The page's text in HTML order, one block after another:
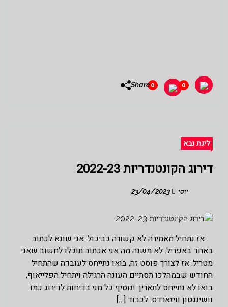
0
0
Share
ליגת נבא
דירוג הקונטנדריות 2022-23
יוסי
אז נתחיל מאמירה לא קשורה כביכול. אני שונא לכתוב
באחד באפריל. לא משנה מה אני אכתוב תוכלו לחשוב שאני
מטריל. אז לצורך פוסט זה, בואו נתייחס לעובדה שהתחיל
החודש שבמהלכו תסתיים העונה הרגילה ויתחיל הפלייאוף,
בואו לא נתייחס לתאריך ונוסיף כל מני בדיחות לדירוג כמו
וושינגטון וויזארדס. לכבוד […]